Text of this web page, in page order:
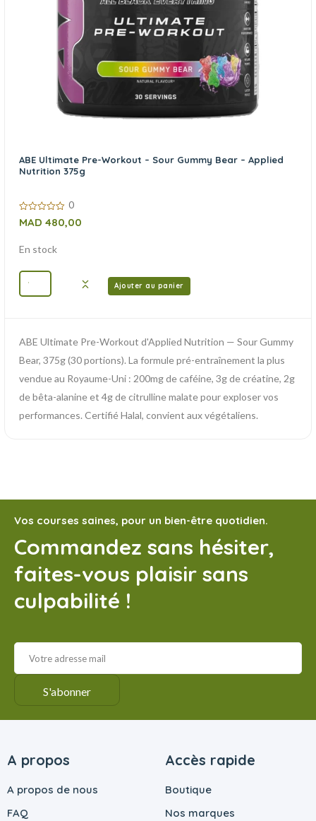
ABE Ultimate Pre-Workout – Sour Gummy Bear – Applied
Nutrition 375g
0
sur
0
MAD 480,00
En stock
Ajouter au panier
ABE Ultimate Pre-Workout d'Applied Nutrition — Sour Gummy
Bear, 375g (30 portions). La formule pré-entraînement la plus
vendue au Royaume-Uni : 200mg de caféine, 3g de créatine, 2g
de bêta-alanine et 4g de citrulline malate pour exploser vos
performances. Certifié Halal, convient aux végétaliens.
Vos courses saines, pour un bien-être quotidien.
Commandez sans hésiter,
faites-vous plaisir sans
culpabilité !
A propos
A propos de nous
FAQ
Accès rapide
Boutique
Nos marques